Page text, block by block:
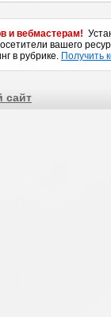
и вебмастерам!
вашего
в рубрике. Получить
сайт